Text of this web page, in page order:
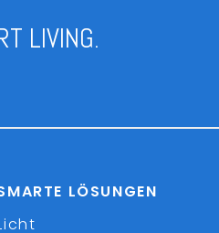
LIVING.
LÖSUNGEN